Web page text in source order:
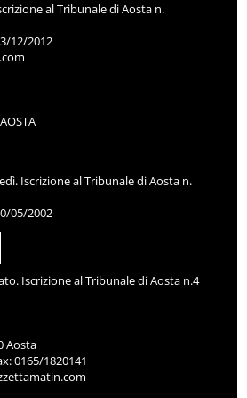
al Tribunale di Aosta n.
12/2012
Iscrizione al Tribunale di Aosta n.
05/2002
Iscrizione al Tribunale di Aosta n.4
Aosta
0165/1820141